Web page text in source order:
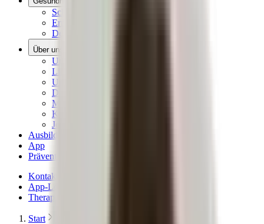
Schmerzlexikon
Ernährungslexikon
Dehnen, Rollen, Drücken
Über uns
Unsere Vision
Liebscher & Bracht Übungen
Unser Qualitätsversprechen
Das Team & die Familie
Magazin – News & Stories
Kritik & Transparenz
Jobs
Ausbildungen
App
Präventionskurse
Kontakt
App-Login
Therapeuten finden
Start